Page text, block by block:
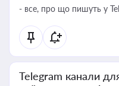
- все, про що пишуть у
Telegram канали